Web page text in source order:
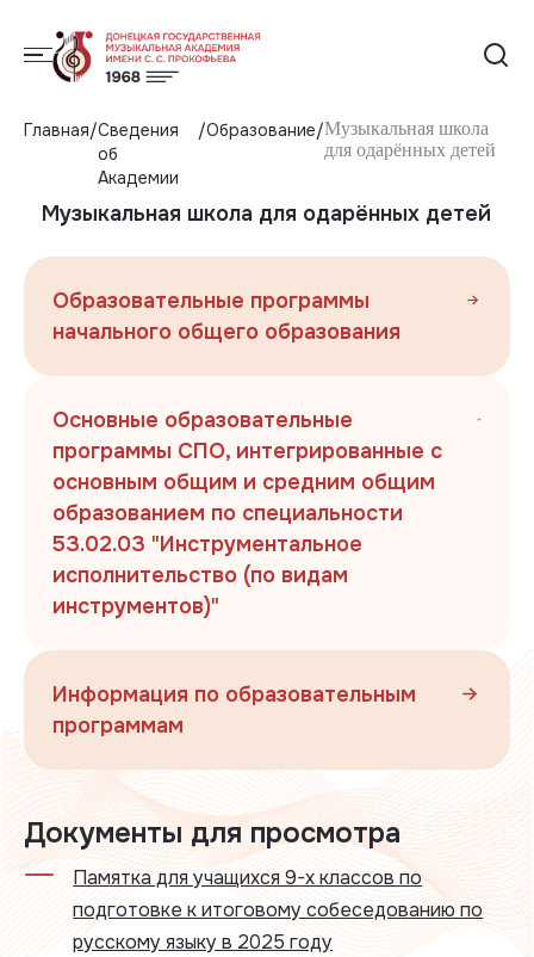
Главная Сведения
об
Академии
Образование Музыкальная школа
для одарённых детей
Музыкальная школа для одарённых детей
Образовательные программы
начального общего образования
Основные образовательные
программы СПО, интегрированные с
основным общим и средним общим
образованием по специальности
53.02.03 "Инструментальное
исполнительство (по видам
инструментов)"
Информация по образовательным
программам
Документы для просмотра
Памятка для учащихся 9-х классов по
подготовке к итоговому собеседованию по
русскому языку в 2025 году